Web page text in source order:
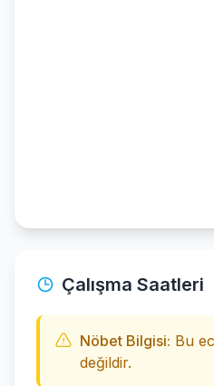
Çalışma Saatleri
Nöbet Bilgisi: Bu
değildir.